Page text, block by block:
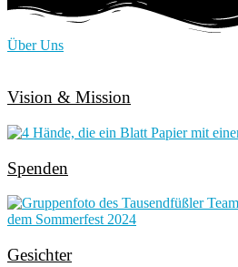
Über Uns
Vision & Mission
Spenden
Gesichter